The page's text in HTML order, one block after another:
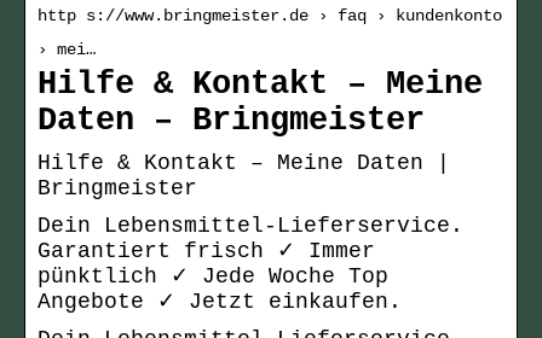
http s://www.bringmeister.de › faq › kundenkonto
› mei…
Hilfe & Kontakt – Meine
Daten – Bringmeister
Hilfe & Kontakt – Meine Daten |
Bringmeister
Dein Lebensmittel-Lieferservice.
Garantiert frisch ✓ Immer
pünktlich ✓ Jede Woche Top
Angebote ✓ Jetzt einkaufen.